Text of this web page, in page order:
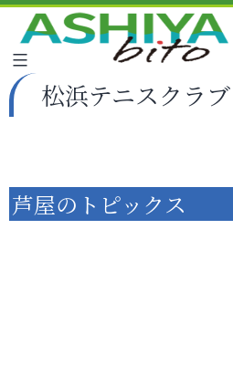
松浜テニスクラブ
芦屋のトピックス